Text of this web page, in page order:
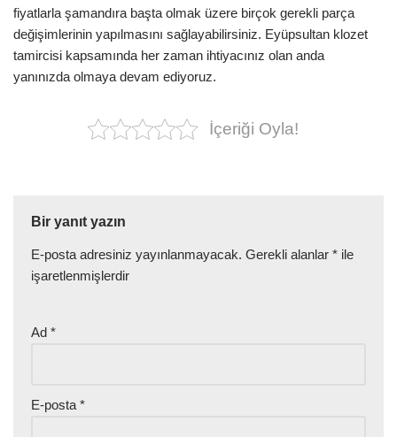
fiyatlarla şamandıra başta olmak üzere birçok gerekli parça
değişimlerinin yapılmasını sağlayabilirsiniz. Eyüpsultan klozet
tamircisi kapsamında her zaman ihtiyacınız olan anda
yanınızda olmaya devam ediyoruz.
İçeriği Oyla!
Bir yanıt yazın
E-posta adresiniz yayınlanmayacak. Gerekli alanlar * ile
işaretlenmişlerdir
Ad *
E-posta *